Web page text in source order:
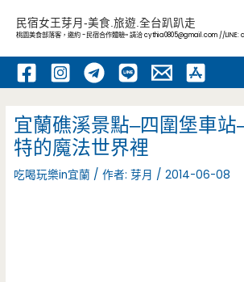
內
民宿女王芽月-美食.旅遊.全台趴趴走
桃園美食部落客，邀約 -民宿合作體驗~ 請洽cythia0805@gmail.com //LINE:
宜蘭礁溪景點–四圍堡車站
特的魔法世界裡
吃喝玩樂in宜蘭 / 作者:芽月 /2014-06-08